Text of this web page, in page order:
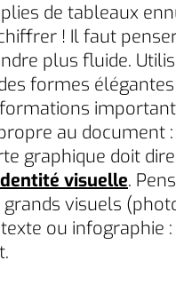
de tableaux
! Il faut
plus fluide.
formes
au document :
graphique doit
visuelle.
visuels
ou infographie